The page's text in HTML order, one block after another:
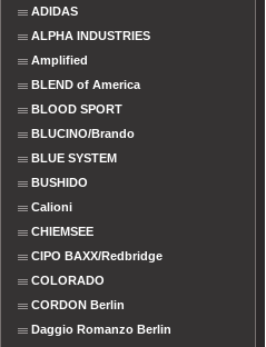
ADIDAS
ALPHA INDUSTRIES
Amplified
BLEND of America
BLOOD SPORT
BLUCINO/Brando
BLUE SYSTEM
BUSHIDO
Calioni
CHIEMSEE
CIPO BAXX/Redbridge
COLORADO
CORDON Berlin
Daggio Romanzo Berlin